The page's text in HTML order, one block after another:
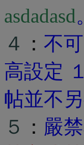
asdadasd
４
： 不
高設定
帖並不另
５
： 嚴